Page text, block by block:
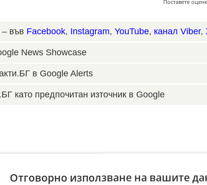
Поставете
във Facebook, Instagram, YouTube, канал Viber,
News Showcase
в Google Alerts
като предпочитан източник в Google
Отговорно използване на вашите